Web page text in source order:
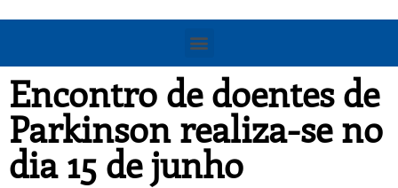
Encontro de doentes de
Parkinson realiza-se no
dia 15 de junho